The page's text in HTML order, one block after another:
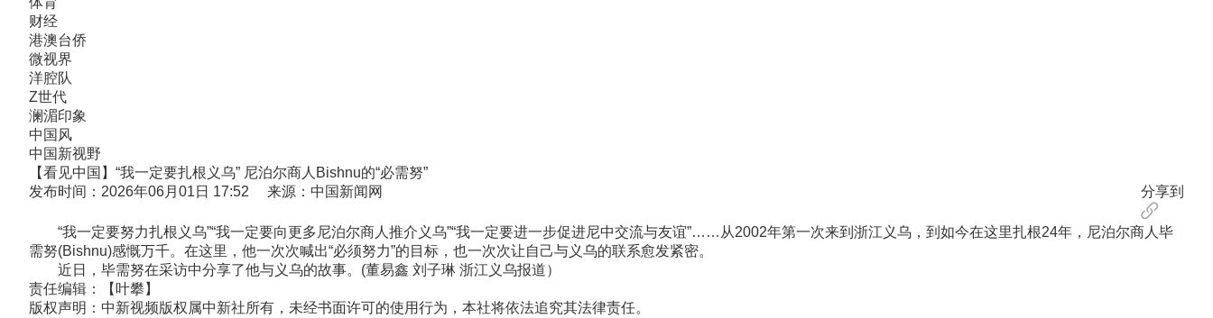
财经
港澳台侨
微视界
洋腔队
Z世代
澜湄印象
中国风
中国新视野
【看见中国】“我一定要扎根义乌” 尼泊尔商人Bishnu的“必需努”
发布时间：2026年06月01日 17:52 来源：中国新闻网
分享到
“我一定要努力扎根义乌”“我一定要向更多尼泊尔商人推介义乌”“我一定要进一步促进尼中交流与友谊”……从2002年第一次来到浙江义乌，到如今在这里扎根24年，尼泊尔商人毕
需努(Bishnu)感慨万千。在这里，他一次次喊出“必须努力”的目标，也一次次让自己与义乌的联系愈发紧密。
近日，毕需努在采访中分享了他与义乌的故事。(董易鑫 刘子琳 浙江义乌报道）
责任编辑：【叶攀】
版权声明：中新视频版权属中新社所有，未经书面许可的使用行为，本社将依法追究其法律责任。